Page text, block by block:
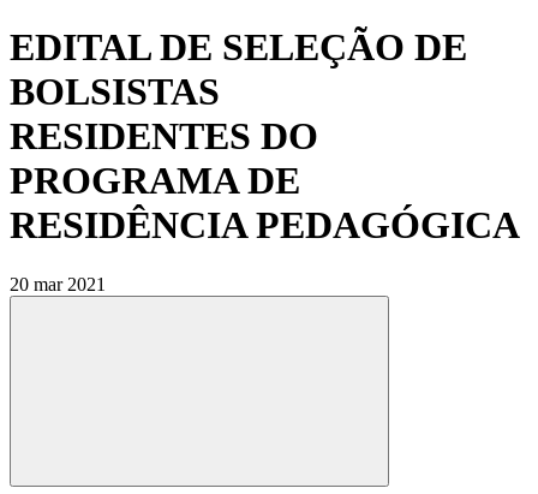
EDITAL DE SELEÇÃO DE
BOLSISTAS
RESIDENTES DO
PROGRAMA DE
RESIDÊNCIA PEDAGÓGICA
20 mar 2021